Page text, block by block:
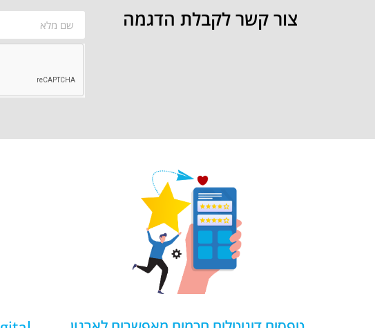
צור קשר לקבלת הדגמה